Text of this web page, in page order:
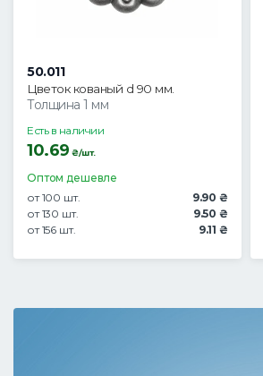
50.011
Цветок кованый d 90 мм.
Толщина 1 мм
Есть в наличии
10.69 ₴/шт.
Оптом дешевле
от 100 шт.
9.90 ₴
от 130 шт.
9.50 ₴
от 156 шт.
9.11 ₴